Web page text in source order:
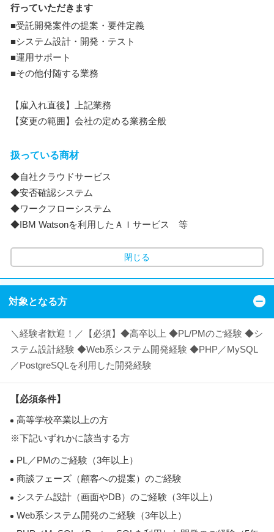
行っていただきます
■受託開発案件の提案・要件定義
■システム設計・開発・テスト
■運用サポート
■その他付随する業務
【雇入れ直後】上記業務
【変更の範囲】会社の定める業務全般
扱っている商材
◆自社クラウドサービス
◆安否確認システム
◆ワークフローシステム
◆IBM Watsonを利用したＡＩサービス 等
閉じる
対象となる方
＼経験者歓迎！／【必須】◆高卒以上 ◆PL/PMのご経験 ◆シ
ステム設計経験 ◆Web系システム開発経験 ◆PHP／MySQL
／PostgreSQLを利用した開発経験
【必須条件】
高等学校卒業以上の方
※下記いずれかに該当する方
PL／PMのご経験（3年以上）
商談フェーズ（顧客への提案）のご経験
システム設計（画面やDB）のご経験（3年以上）
Web系システム開発のご経験（3年以上）